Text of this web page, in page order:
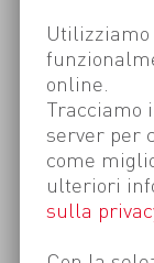
online.
Tracciamo
server per
come
ulteriori
sulla